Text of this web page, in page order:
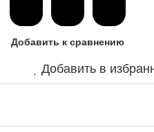
Добавить к сравнению
Добавить в